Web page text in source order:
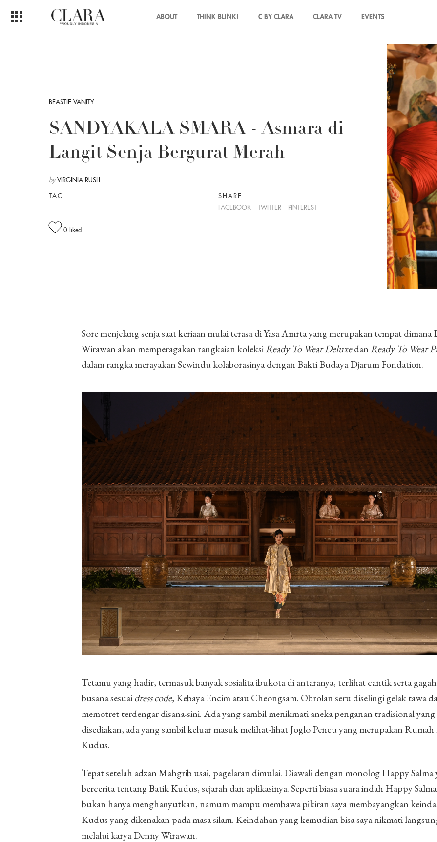
ABOUT THINK BLINK! C BY CLARA CLARA TV EVENTS
BEASTIE VANITY
SANDYAKALA SMARA - Asmara di
Langit Senja Bergurat Merah
by VIRGINIA RUSLI
TAG
SHARE
FACEBOOK
TWITTER PINTEREST
0 liked
Sore menjelang senja saat keriaan mulai terasa di Yasa Amrta yang merupakan tempat dimana
Wirawan akan memperagakan rangkaian koleksiReady To Wear DeluxedanReady To Wear
dalam rangka merayakan Sewindu kolaborasinya dengan Bakti Budaya Djarum Fondation.
Tetamu yang hadir, termasuk banyak sosialita ibukota di antaranya, terlihat cantik serta
busana sesuaidress code, Kebaya Encim atau Cheongsam. Obrolan seru diselingi gelak tawa
memotret terdengar disana-sini. Ada yang sambil menikmati aneka penganan tradisional yang
disediakan, ada yang sambil keluar masuk melihat-lihat Joglo Pencu yang merupakan
Kudus.
Tepat setelah adzan Mahgrib usai, pagelaran dimulai. Diawali dengan monolog Happy Salma
bercerita tentang Batik Kudus, sejarah dan aplikasinya. Seperti biasa suara indah Happy
bukan hanya menghanyutkan, namum mampu membawa pikiran saya membayangkan
Kudus yang dikenakan pada masa silam. Keindahan yang kemudian bisa saya nikmati
melalui karya Denny Wirawan.